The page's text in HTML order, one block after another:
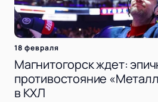
18 февраля
Магнитогорск ждет:
противостояние
в КХЛ